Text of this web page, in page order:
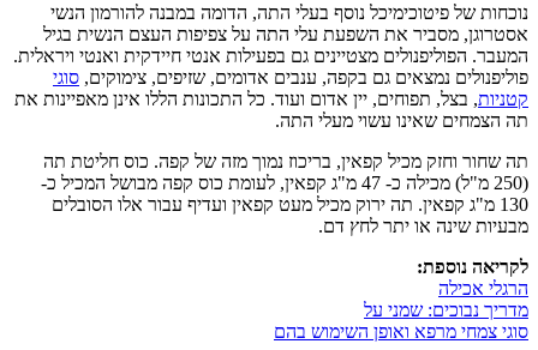
נוכחות של פיטוכימיכל נוסף בעלי התה, הדומה במבנה להורמון הנשי
אסטרוגן, מסביר את השפעת עלי התה על צפיפות העצם הנשית בגיל
המעבר. הפוליפנולים מצטיינים גם בפעילות אנטי חיידקית ואנטי ויראלית.
פוליפנולים נמצאים גם בקפה, ענבים אדומים, שזיפים, צימוקים, סוגי
קטניות, בצל, תפוחים, יין אדום ועוד. כל התכונות הללו אינן מאפיינות את
תה הצמחים שאינו עשוי מעלי התה.
תה שחור וחזק מכיל קפאין, בריכוז נמוך מזה של קפה. כוס חליטת תה
(250 מ"ל) מכילה כ- 47 מ"ג קפאין, לעומת כוס קפה מבושל המכיל כ-
130 מ"ג קפאין. תה ירוק מכיל מעט קפאין ועדיף עבור אלו הסובלים
מבעיות שינה או יתר לחץ דם.
לקריאה נוספת:
הרגלי אכילה
מדריך נבוכים: שמני על
סוגי צמחי מרפא ואופן השימוש בהם